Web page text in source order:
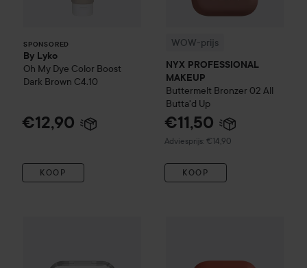
SPONSORED
By Lyko
Oh My Dye Color Boost
Dark Brown C4.10
€12,90
KOOP
WOW-prijs
NYX PROFESSIONAL
MAKEUP
Buttermelt Bronzer 02 All
Butta'd Up
€11,50
Adviesprijs: €14,90
Aanbevolen prijs €14,90
KOOP